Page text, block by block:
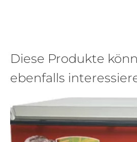
Diese Produkte
ebenfalls